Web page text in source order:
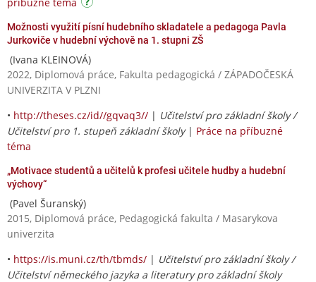
Možnosti využití písní hudebního skladatele a pedagoga Pavla
Jurkoviče v hudební výchově na 1. stupni ZŠ
(Ivana KLEINOVÁ)
2022, Diplomová práce, Fakulta pedagogická / ZÁPADOČESKÁ
UNIVERZITA V PLZNI
• http://theses.cz/id//gqvaq3// | Učitelství pro základní školy /
Učitelství pro 1. stupeň základní školy| Práce na příbuzné
téma
„Motivace studentů a učitelů k profesi učitele hudby a hudební
výchovy“
(Pavel Šuranský)
2015, Diplomová práce, Pedagogická fakulta / Masarykova
univerzita
• https://is.muni.cz/th/tbmds/ | Učitelství pro základní školy /
Učitelství německého jazyka a literatury pro základní školy